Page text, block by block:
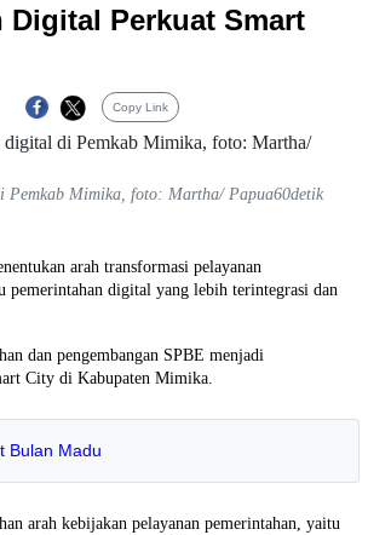
Digital Perkuat Smart
Copy Link
Pemkab Mimika, foto: Martha/ Papua60detik
arah transformasi pelayanan
pemerintahan digital yang lebih terintegrasi dan
dan pengembangan SPBE menjadi
City di Kabupaten Mimika.
Bulan Madu
arah kebijakan pelayanan pemerintahan, yaitu